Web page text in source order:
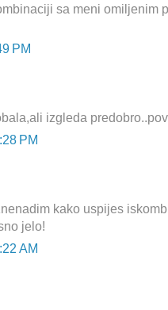
sa meni omiljenim
PM
izgleda
PM
kako uspijes
jelo!
AM